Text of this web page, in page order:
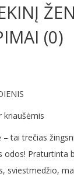
(0)
kriaušėmis
– tai trečias
odos! Praturtinta
sviestmedžio,